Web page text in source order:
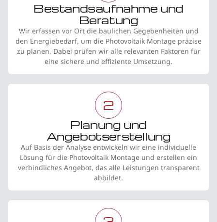
Bestandsaufnahme und
Beratung
Wir erfassen vor Ort die baulichen Gegebenheiten und
den Energiebedarf, um die Photovoltaik Montage präzise
zu planen. Dabei prüfen wir alle relevanten Faktoren für
eine sichere und effiziente Umsetzung.
2
Planung und
Angebotserstellung
Auf Basis der Analyse entwickeln wir eine individuelle
Lösung für die Photovoltaik Montage und erstellen ein
verbindliches Angebot, das alle Leistungen transparent
abbildet.